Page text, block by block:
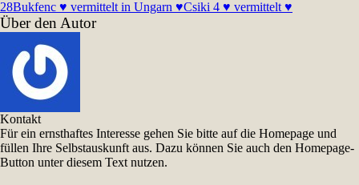
28Bukfenc ♥ vermittelt in Ungarn ♥Csiki 4 ♥ vermittelt ♥
Über den Autor
Kontakt
Für ein ernsthaftes Interesse gehen Sie bitte auf die Homepage und
füllen Ihre Selbstauskunft aus. Dazu können Sie auch den Homepage-
Button unter diesem Text nutzen.